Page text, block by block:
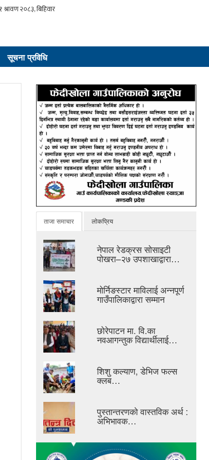
सूचना प्रविधि
ताजा समाचार लोकप्रिय
नेपाल रेडक्रस सोसाइटी
पोखरा–२७ उपशाखाद्वारा…
मोर्निङस्टार माविलाई अन्नपूर्ण
गाउँपालिकाद्वारा सम्मान
छोरेपाटन मा. वि.का
नवआगन्तुक विद्यार्थीलाई…
शिशु कल्याण, डेभिज फल्स
क्लब…
पुस्तान्तरणको वास्तविक अर्थ :
अभिभावक…